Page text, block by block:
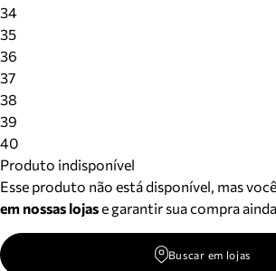
34
35
36
37
38
39
40
Produto indisponível
Esse produto não está disponível, mas
em nossas lojase garantir sua compra
Buscar em lojas